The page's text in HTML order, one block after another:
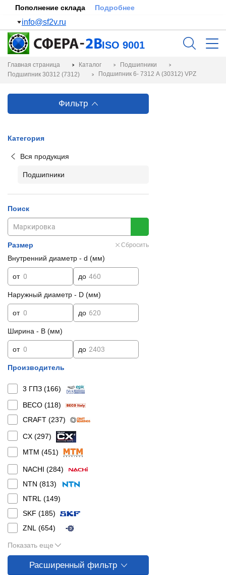
Пополнение склада Подробнее
info@sf2v.ru
ISO 9001
Главная страница Каталог
Подшипники
Подшипник 30312 (7312)
Подшипник 6- 7312 А (30312) VPZ
Фильтр
Категория
Вся продукция
Подшипники
Поиск
Размер Сбросить
Внутренний диаметр - d (мм)
от до
Наружный диаметр - D (мм)
от до
Ширина - B (мм)
от до
Производитель
3 ГПЗ (166)
BECO (118)
CRAFT (237)
CX (297)
MTM (451)
NACHI (284)
NTN (813)
NTRL (149)
SKF (185)
ZNL (654)
Показать еще
Расширенный фильтр